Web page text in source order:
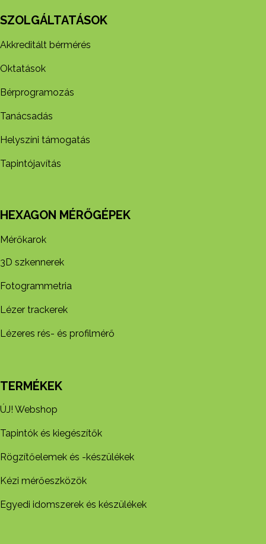
SZOLGÁLTATÁSOK
Akkreditált bérmérés
Oktatások
Bérprogramozás
Tanácsadás
Helyszíni támogatás
Tapintójavítás
HEXAGON MÉRŐGÉPEK
Mérőkarok
3D szkennerek
Fotogrammetria
Lézer trackerek
Lézeres rés- és profilmérő
TERMÉKEK
ÚJ! Webshop
Tapintók és kiegészítők
Rögzítőelemek és -készül​ékek
Kézi mérőeszközök
Egyedi idomszerek és készülékek